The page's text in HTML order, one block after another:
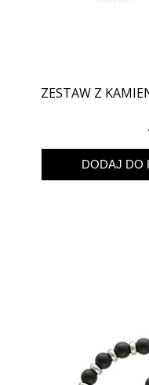
ZESTAW Z